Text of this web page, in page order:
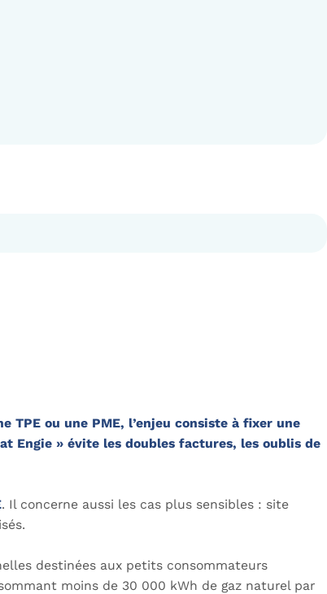
ou une PME, l’enjeu consiste à fixer une
Engie » évite les doubles factures, les oublis de
. Il concerne aussi les cas plus sensibles : site
destinées aux petits consommateurs
moins de 30 000 kWh de gaz naturel par